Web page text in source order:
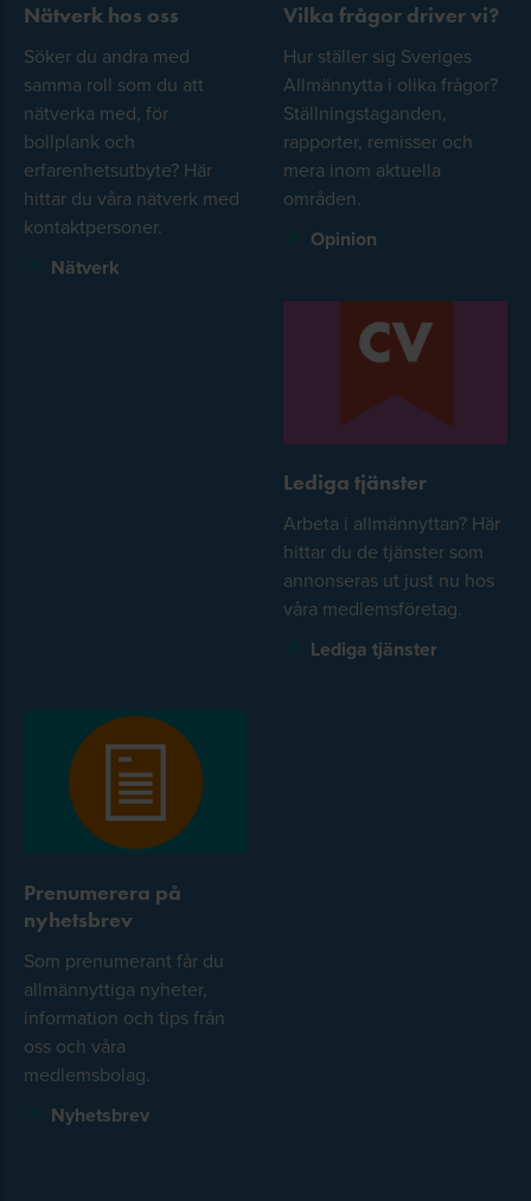
Nätverk hos oss
Söker du andra med
samma roll som du att
nätverka med, för
bollplank och
erfarenhetsutbyte? Här
hittar du våra nätverk med
kontaktpersoner.
Nätverk
Vilka frågor driver vi?
Hur ställer sig Sveriges
Allmännytta i olika frågor?
Ställningstaganden,
rapporter, remisser och
mera inom aktuella
områden.
Opinion
Lediga tjänster
Arbeta i allmännyttan? Här
hittar du de tjänster som
annonseras ut just nu hos
våra medlemsföretag.
Lediga tjänster
Prenumerera på
nyhetsbrev
Som prenumerant får du
allmännyttiga nyheter,
information och tips från
oss och våra
medlemsbolag.
Nyhetsbrev